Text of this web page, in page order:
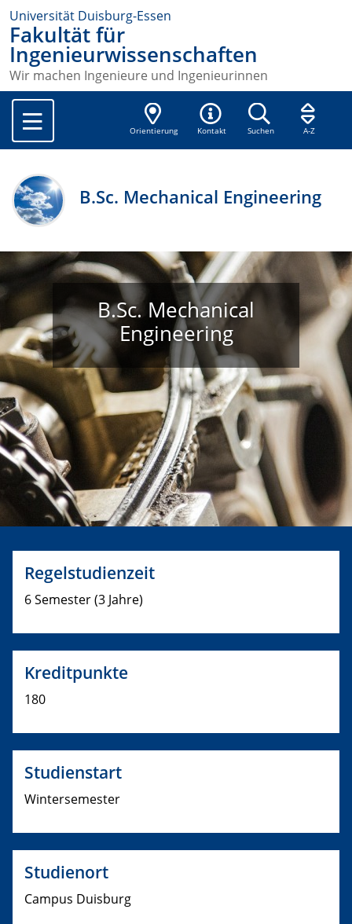
Universität Duisburg-Essen
Fakultät für
Ingenieurwissenschaften
Wir machen Ingenieure und Ingenieurinnen
Orientierung Kontakt Suchen A-Z
B.Sc. Mechanical Engineering
B.Sc. Mechanical
Engineering
Regelstudienzeit
6 Semester (3 Jahre)
Kreditpunkte
180
Studienstart
Wintersemester
Studienort
Campus Duisburg